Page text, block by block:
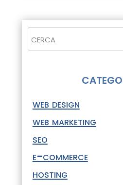
web design
web marketing
seo
e-commerce
hosting